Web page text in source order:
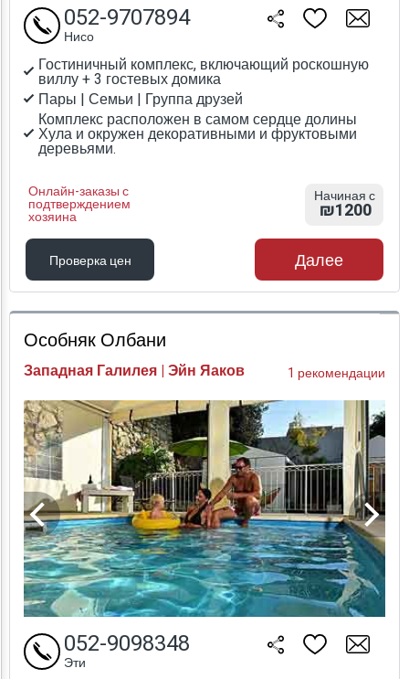
Гостиничный комплекс, включающий роскошную
виллу + 3 гостевых домика
Пары | Семьи | Группа друзей
Комплекс расположен в самом сердце долины
Хула и окружен декоративными и фруктовыми
деревьями.
Онлайн-заказы с
подтверждением
хозяина
052-9707894
Нисо
Начиная с
₪1200
Проверка цен
Проверка цен
Далее
Особняк Олбани
Западная Галилея | Эйн Яаков 1 рекомендации
052-9098348
Эти